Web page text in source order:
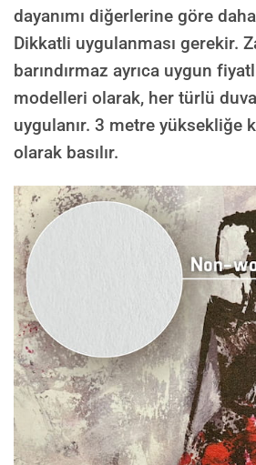
dayanımı diğerlerine göre
Dikkatli uygulanması gerekir.
barındırmaz ayrıca uygun
modelleri olarak, her türlü
uygulanır. 3 metre yüksekliğe
olarak basılır.